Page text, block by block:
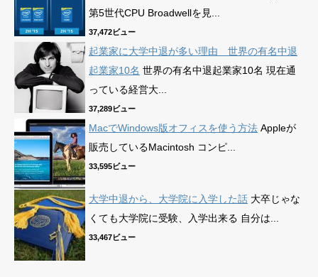
第5世代CPU Broadwellを見...
37,472ビュー
起業家に大学中退が多い理由 世界の有名中退
起業家10名 世界の有名中退起業家10名 現在通
っている経営大...
37,289ビュー
MacでWindows版オフィスを使う方法 Appleが
販売しているMacintosh コンピ...
33,595ビュー
大学中退から、大学院に入学した話 大卒じゃな
くても大学院に受験、入学出来る 自分は...
33,467ビュー